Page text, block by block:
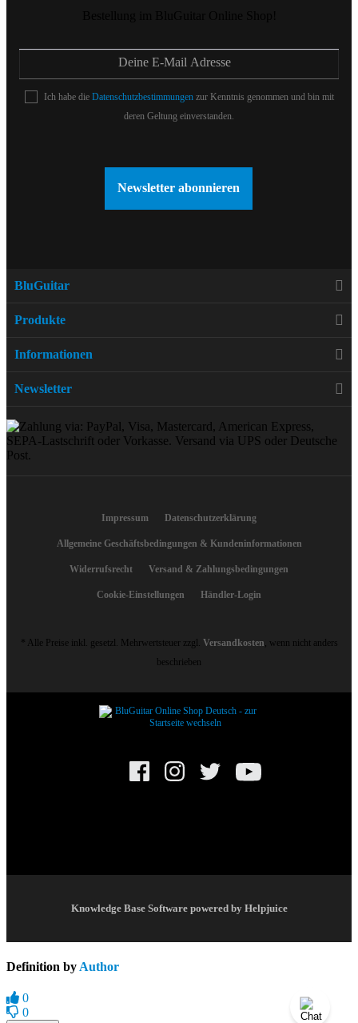
Ich habe die Datenschutzbestimmungenzur Kenntnis genommen und bin mit
deren Geltung einverstanden.
Newsletter abonnieren
BluGuitar
Produkte
Informationen
Newsletter
Impressum Datenschutzerklärung
Allgemeine Geschäftsbedingungen & Kundeninformationen
Widerrufsrecht Versand & Zahlungsbedingungen
Cookie-Einstellungen Händler-Login
* Alle Preise inkl. gesetzl. Mehrwertsteuer zzgl. Versandkosten, wenn nicht anders
beschrieben
Knowledge Base Software powered by Helpjuice
Definition by Author
0
0